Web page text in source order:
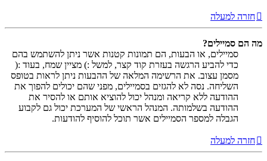
חזרה למעלה
מה הם סמיילים?
סמיילים, או הבעות, הם תמונות קטנות אשר ניתן להשתמש בהם
כדי להביע הרגשה בעזרת קוד קצר, למשל :) מציין שמח, בעוד :(
מסמן עצוב. את הרשימה המלאה של ההבעות ניתן לראות בטופס
השליחה. נסה לא להגזים בסמיילים, מפני שהם יכולים להפוך את
ההודעה ללא קריאה ומנהל יכול להוציא אותם או להסיר את
ההודעה בשלמותה. המנהל הראשי של המערכת יכול גם לקבוע
הגבלה למספר הסמיילים אשר תוכל להוסיף להודעות.
חזרה למעלה